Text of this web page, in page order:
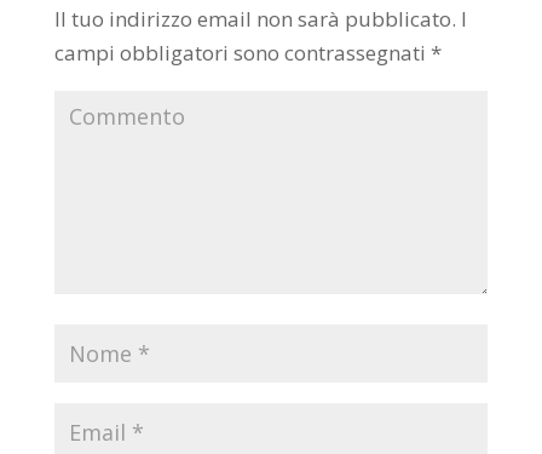
Il tuo indirizzo email non sarà pubblicato. I
campi obbligatori sono contrassegnati *